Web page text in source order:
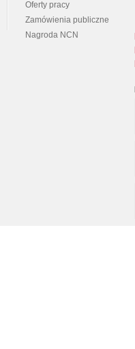
Oferty pracy
Zamówienia publiczne
Nagroda NCN